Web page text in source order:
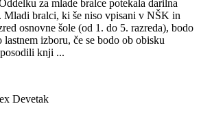
za mlade bralce potekala darilna
Mladi bralci, ki še niso vpisani v NŠK in
osnovne šole (od 1. do 5. razreda), bodo
izboru, če se bodo ob obisku
knji ...
Devetak